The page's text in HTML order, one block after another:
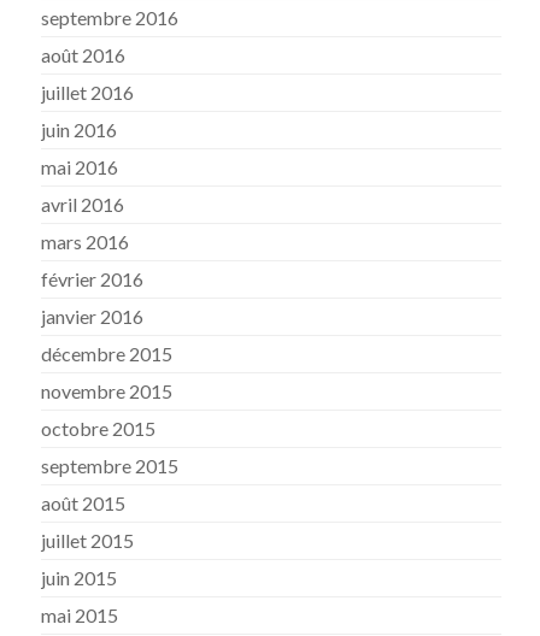
septembre 2016
août 2016
juillet 2016
juin 2016
mai 2016
avril 2016
mars 2016
février 2016
janvier 2016
décembre 2015
novembre 2015
octobre 2015
septembre 2015
août 2015
juillet 2015
juin 2015
mai 2015